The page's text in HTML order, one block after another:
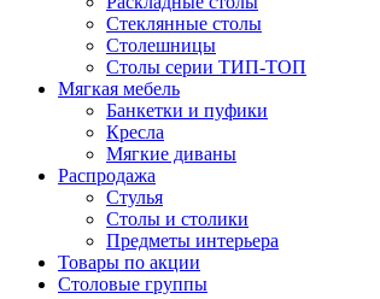
Стеклянные столы
Столешницы
Столы серии ТИП-ТОП
Мягкая мебель
Банкетки и пуфики
Кресла
Мягкие диваны
Распродажа
Стулья
Столы и столики
Предметы интерьера
Товары по акции
Столовые группы